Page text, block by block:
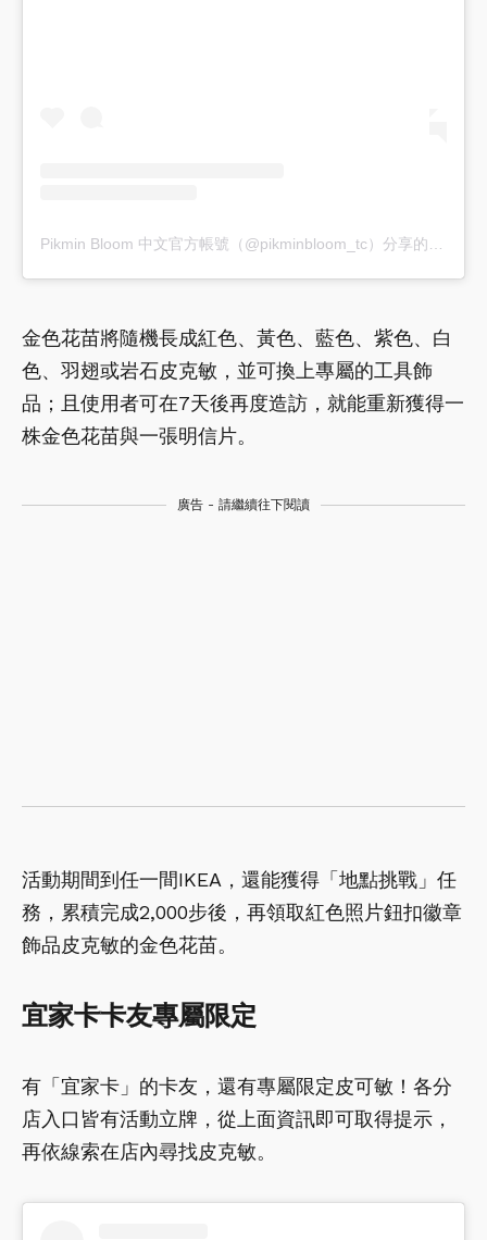
Pikmin Bloom 中文官方帳號（@pikminbloom_tc）分享的貼文
金色花苗將隨機長成紅色、黃色、藍色、紫色、白
色、羽翅或岩石皮克敏，並可換上專屬的工具飾
品；且使用者可在7天後再度造訪，就能重新獲得一
株金色花苗與一張明信片。
廣告 - 請繼續往下閱讀
活動期間到任一間IKEA，還能獲得「地點挑戰」任
務，累積完成2,000步後，再領取紅色照片鈕扣徽章
飾品皮克敏的金色花苗。
宜家卡卡友專屬限定
有「宜家卡」的卡友，還有專屬限定皮可敏！各分
店入口皆有活動立牌，從上面資訊即可取得提示，
再依線索在店內尋找皮克敏。